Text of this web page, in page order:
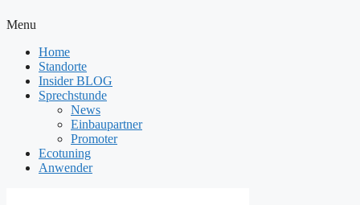
Menu
Home
Standorte
Insider BLOG
Sprechstunde
News
Einbaupartner
Promoter
Ecotuning
Anwender